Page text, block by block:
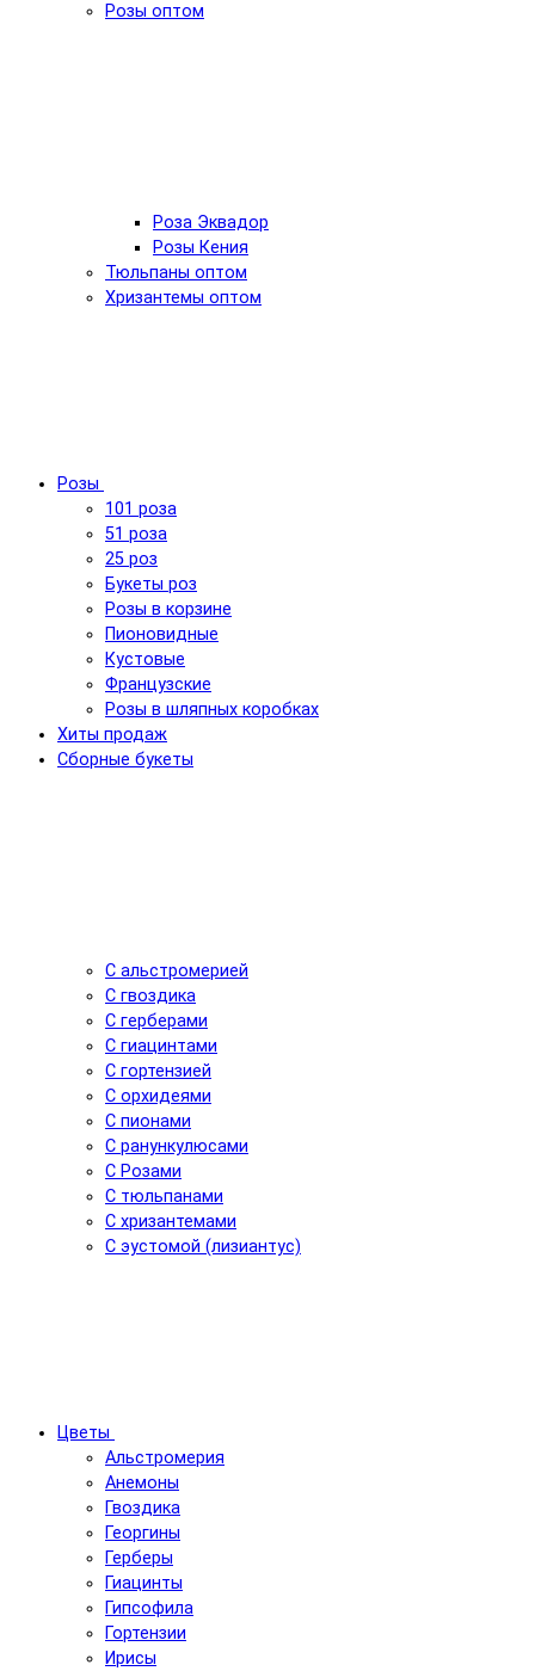
Розы оптом
Роза Эквадор
Розы Кения
Тюльпаны оптом
Хризантемы оптом
Розы
101 роза
51 роза
25 роз
Букеты роз
Розы в корзине
Пионовидные
Кустовые
Французские
Розы в шляпных коробках
Хиты продаж
Сборные букеты
С альстромерией
С гвоздика
С герберами
С гиацинтами
С гортензией
С орхидеями
С пионами
С ранункулюсами
С Розами
С тюльпанами
С хризантемами
С эустомой (лизиантус)
Цветы
Альстромерия
Анемоны
Гвоздика
Георгины
Герберы
Гиацинты
Гипсофила
Гортензии
Ирисы